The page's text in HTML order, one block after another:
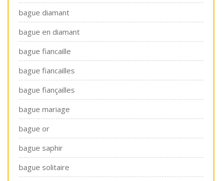
bague diamant
bague en diamant
bague fiancaille
bague fiancailles
bague fiançailles
bague mariage
bague or
bague saphir
bague solitaire